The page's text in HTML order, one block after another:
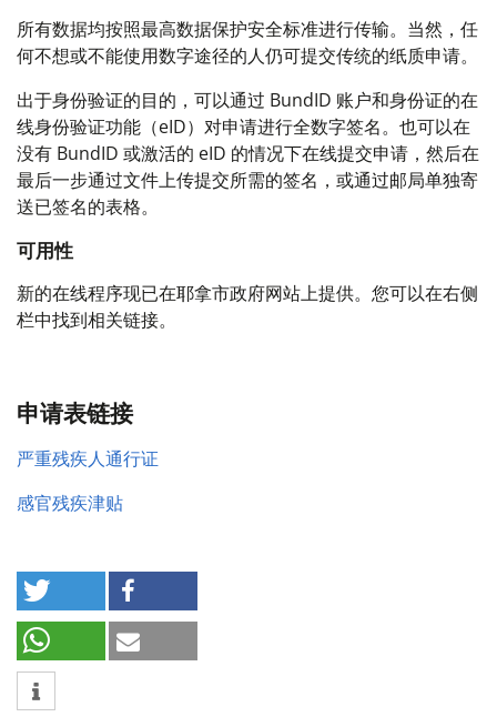
所有数据均按照最高数据保护安全标准进行传输。当然，任
何不想或不能使用数字途径的人仍可提交传统的纸质申请。
出于身份验证的目的，可以通过 BundID 账户和身份证的在
线身份验证功能（eID）对申请进行全数字签名。也可以在
没有 BundID 或激活的 eID 的情况下在线提交申请，然后在
最后一步通过文件上传提交所需的签名，或通过邮局单独寄
送已签名的表格。
可用性
新的在线程序现已在耶拿市政府网站上提供。您可以在右侧
栏中找到相关链接。
申请表链接
严重残疾人通行证
感官残疾津贴